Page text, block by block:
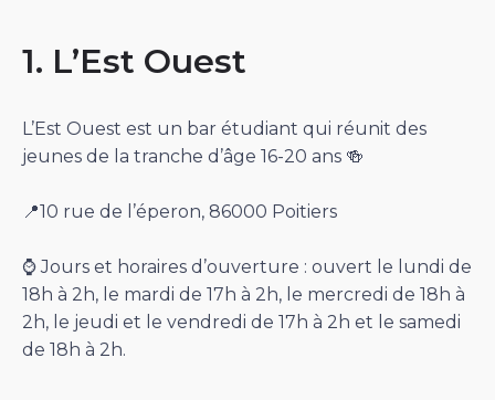
1. L’Est Ouest
L’Est Ouest est un bar étudiant qui réunit des
jeunes de la tranche d’âge 16-20 ans 🍻
📍10 rue de l’éperon, 86000 Poitiers
⌚️ Jours et horaires d’ouverture : ouvert le lundi de
18h à 2h, le mardi de 17h à 2h, le mercredi de 18h à
2h, le jeudi et le vendredi de 17h à 2h et le samedi
de 18h à 2h.